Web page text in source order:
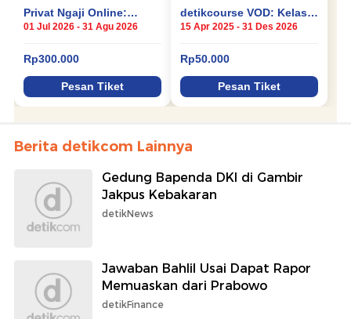
Berita detikcom Lainnya
Gedung Bapenda DKI di Gambir
Jakpus Kebakaran
detikNews
Jawaban Bahlil Usai Dapat Rapor
Memuaskan dari Prabowo
detikFinance